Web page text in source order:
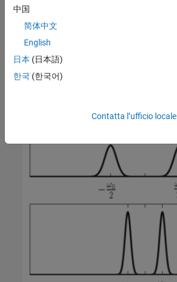
中国
简体中文
English
日本 (日本語)
한국 (한국어)
Contatta l’ufficio locale